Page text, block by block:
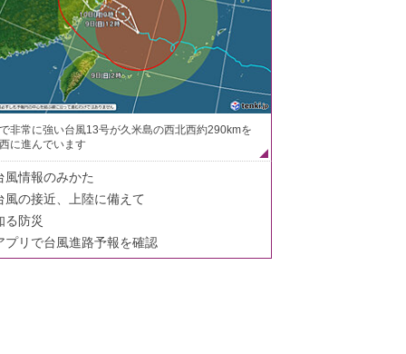
非常に強い台風13号が久米島の西北西約290kmを
に進んでいます
風情報のみかた
風の接近、上陸に備えて
る防災
プリで台風進路予報を確認